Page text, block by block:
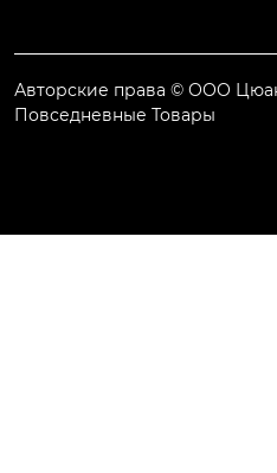
Авторские права © ООО
Повседневные Товары